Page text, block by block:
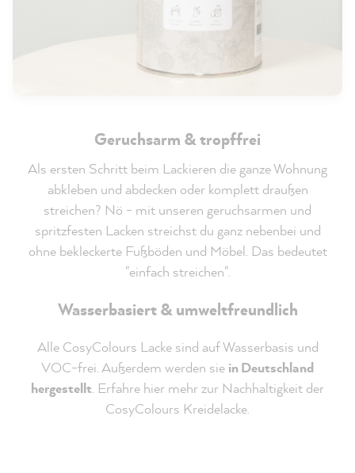
Geruchsarm & tropffrei
Als ersten Schritt beim Lackieren die ganze Wohnung
abkleben und abdecken oder komplett draußen
streichen? Nö - mit unseren geruchsarmen und
spritzfesten Lacken streichst du ganz nebenbei und
ohne bekleckerte Fußböden und Möbel. Das bedeutet
"einfach streichen".
Wasserbasiert & umweltfreundlich
Alle CosyColours Lacke sind auf Wasserbasis und
VOC-frei. Außerdem werden sie in Deutschland
hergestellt. Erfahre hier mehr zur Nachhaltigkeit der
CosyColours Kreidelacke.